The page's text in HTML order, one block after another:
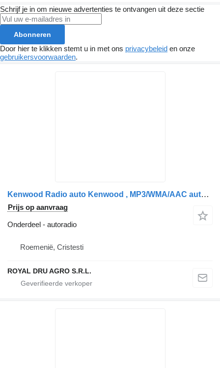
Schrijf je in om nieuwe advertenties te ontvangen uit deze sectie
Abonneren
Door hier te klikken stemt u in met ons privacybeleid en onze
gebruikersvoorwaarden.
Kenwood Radio auto Kenwood , MP3/WMA/AAC autoradio voor KDC-3054U vrachtwagen
Prijs op aanvraag
Onderdeel - autoradio
Roemenië, Cristesti
ROYAL DRU AGRO S.R.L.